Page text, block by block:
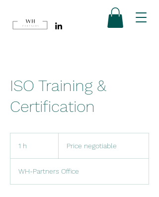
ISO Training &
Certification
1 h Price negotiable
WH-Partners Office